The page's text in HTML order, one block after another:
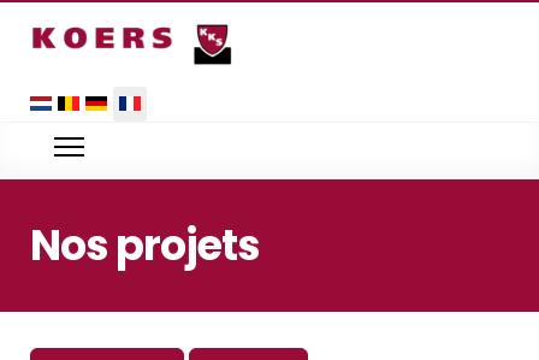
Sélectionnez votre langue
Nos projets